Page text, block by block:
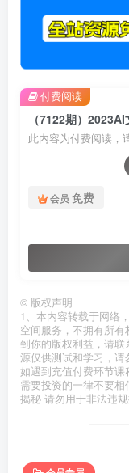
此内容为付费阅读，
会员 免费
付费阅读
© 版权声明
1、本内容转载于网络
空间服务，不拥有所
到你的版权利益，请
源仅供测试和学习，请
如遇到充值付费环节
需要投资的一律不要
揭秘 请勿用于非法违